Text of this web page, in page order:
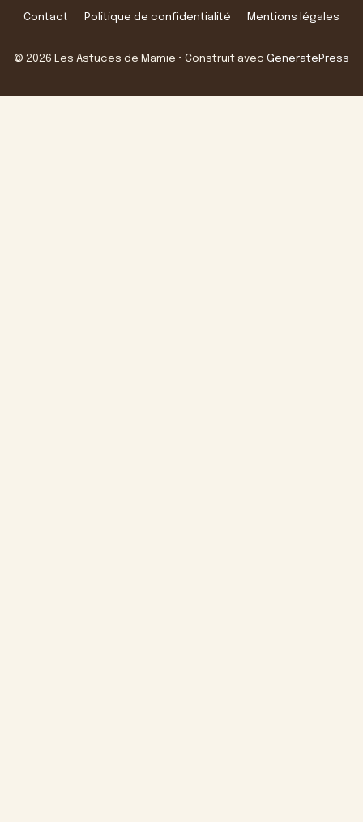
Contact Politique de confidentialité Mentions légales
© 2026 Les Astuces de Mamie • Construit avec GeneratePress